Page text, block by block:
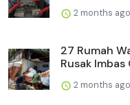
2 months ago
27 Rumah
Rusak Imbas
2 months ago